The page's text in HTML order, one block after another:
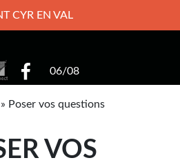
CYR EN VAL
06/08
» Poser vos questions
VOS